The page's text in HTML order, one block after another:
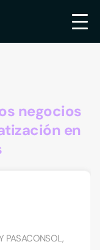
negocios
en
PASACONSOL,